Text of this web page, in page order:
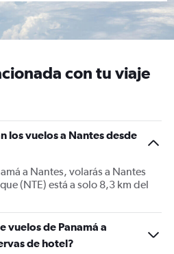
con tu viaje
los vuelos a Nantes desde
a Nantes, volarás a Nantes
(NTE) está a solo 8,3 km del
vuelos de Panamá a
de hotel?